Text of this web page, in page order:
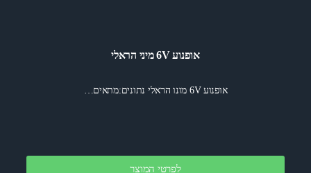
אופנוע 6V מיני הראלי
אופנוע 6V מונו הראלי נתונים:מתאים…
לפרטי המוצר